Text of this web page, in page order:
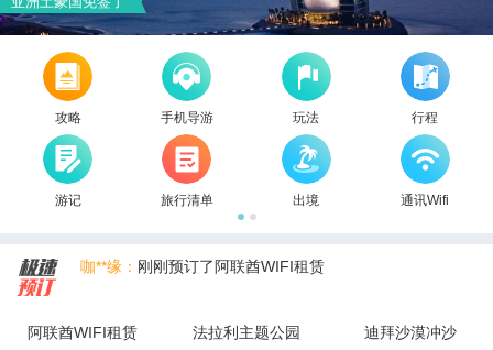
攻略 手机导游 玩法 行程
游记 旅行清单 出境 通讯Wifi
咖**缘： 刚刚预订了阿联酋WIFI租赁
阿联酋WIFI租赁 法拉利主题公园 迪拜沙漠冲沙